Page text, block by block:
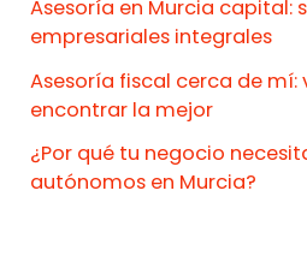
Asesoría en Murcia capital:
empresariales integrales
Asesoría fiscal cerca de
encontrar la mejor
¿Por qué tu negocio
autónomos en Murcia?